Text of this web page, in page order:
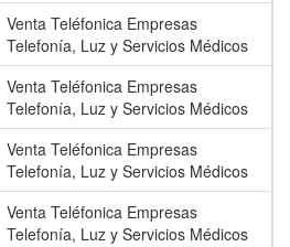
Venta Teléfonica Empresas
Telefonía, Luz y Servicios Médicos
Venta Teléfonica Empresas
Telefonía, Luz y Servicios Médicos
Venta Teléfonica Empresas
Telefonía, Luz y Servicios Médicos
Venta Teléfonica Empresas
Telefonía, Luz y Servicios Médicos